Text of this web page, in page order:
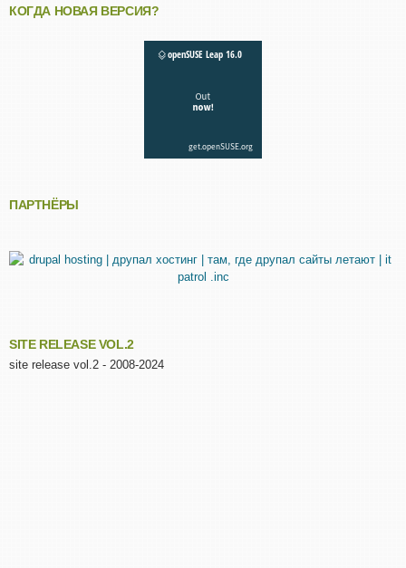
КОГДА НОВАЯ ВЕРСИЯ?
ПАРТНЁРЫ
SITE RELEASE VOL.2
site release vol.2 - 2008-2024